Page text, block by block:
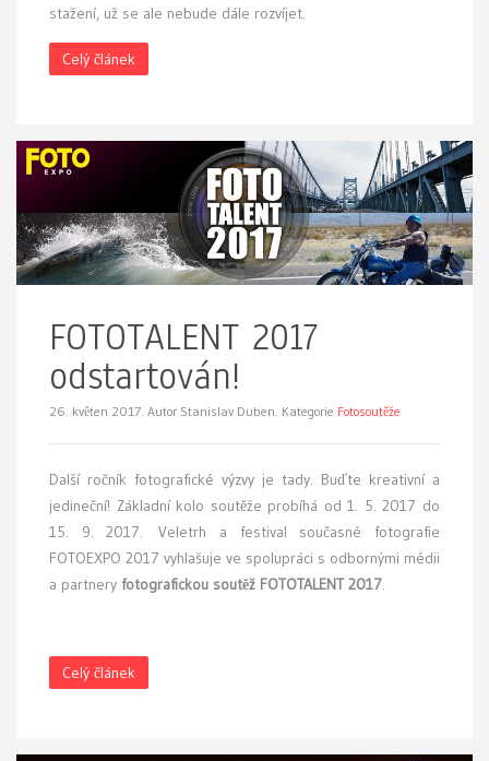
stažení, už se ale nebude dále rozvíjet.
Celý článek
FOTOTALENT 2017
odstartován!
26. květen 2017. Autor Stanislav Duben. Kategorie Fotosoutěže
Další ročník fotografické výzvy je tady. Buďte kreativní a
jedineční! Základní kolo soutěže probíhá od 1. 5. 2017 do
15. 9. 2017. Veletrh a festival současné fotografie
FOTOEXPO 2017 vyhlašuje ve spolupráci s odbornými médii
a partnery fotografickou soutěž FOTOTALENT 2017.
Celý článek